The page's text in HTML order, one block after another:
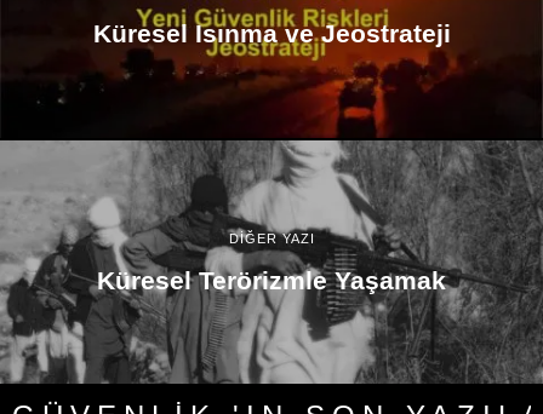
Küresel Isınma ve Jeostrateji
DİĞER YAZI
Küresel Terörizmle Yaşamak